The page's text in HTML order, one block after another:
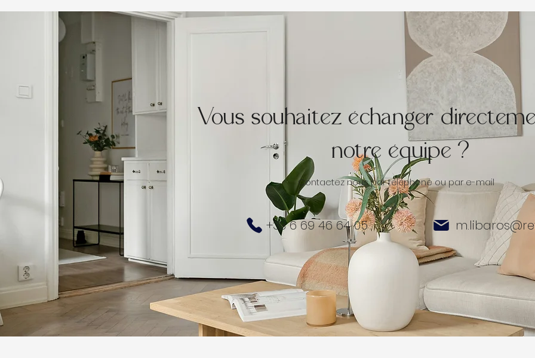
Vous souhaitez échanger
notre équipe ?
Contactez nous par téléphone ou par e-mail
+33 6 69 46 64 05